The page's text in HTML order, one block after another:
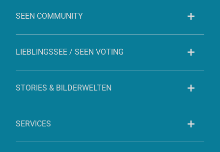
SEEN COMMUNITY
LIEBLINGSSEE / SEEN VOTING
STORIES & BILDERWELTEN
SERVICES